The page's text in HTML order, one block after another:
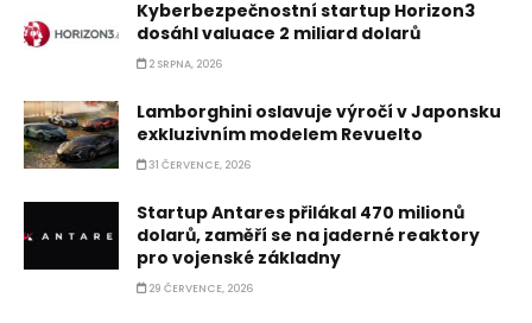
Kyberbezpečnostní startup Horizon3
dosáhl valuace 2 miliard dolarů
2 SRPNA, 2026
Lamborghini oslavuje výročí v Japonsku
exkluzivním modelem Revuelto
31 ČERVENCE, 2026
Startup Antares přilákal 470 milionů
dolarů, zaměří se na jaderné reaktory
pro vojenské základny
29 ČERVENCE, 2026